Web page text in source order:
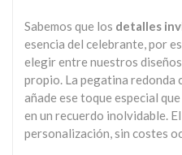
Sabemos que los detalles
esencia del celebrante, por
elegir entre nuestros
propio. La pegatina redonda
añade ese toque especial
en un recuerdo inolvidable.
personalización, sin costes